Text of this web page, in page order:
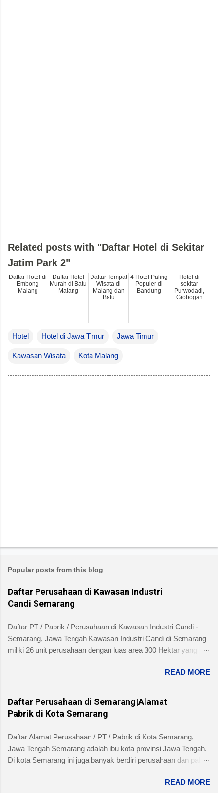
Hotel Hotel di Jawa Timur Jawa Timur
Kawasan Wisata Kota Malang
Related posts with "Daftar Hotel di Sekitar
Jatim Park 2"
Daftar Hotel di
Embong
Malang
Daftar Hotel
Murah di Batu
Malang
Daftar Tempat
Wisata di
Malang dan
Batu
4 Hotel Paling
Populer di
Bandung
Hotel di
sekitar
Purwodadi,
Grobogan
Popular posts from this blog
Daftar Perusahaan di Kawasan Industri
Candi Semarang
Daftar PT / Pabrik / Perusahaan di Kawasan Industri Candi -
Semarang, Jawa Tengah Kawasan Industri Candi di Semarang
miliki 26 unit perusahaan dengan luas area 300 Hektar yang
Kecamatan Ngaliyan dan memiliki fasilitas tanah yang siap
dibangun , jalan 20 s/d 30 meter, green belt, listrik , telepon , air,
security service dan memiliki kemudahan atau keuntungan
bebas banjir dan ideal untuk industri menengah dan besar untuk
alamat pengelola berada di Jl. Tambakaji II No. 7 Semarang
Perusahaan di Kawasan Industri Candi Semarang disertai
dengan informasi bidang usaha, alamat lengkap dan nomor
telpon masing-masing perusahaan/pabrik : PT. AMAN INDAH
READ MORE
Daftar Perusahaan di Semarang|Alamat
Pabrik di Kota Semarang
Daftar Alamat Perusahaan / PT / Pabrik di Kota Semarang,
Jawa Tengah Semarang adalah ibu kota provinsi Jawa Tengah.
Di kota Semarang ini juga banyak berdiri perusahaan dan pabrik
produsen makanan, minuman, obat-obatan / farmasi, industri
READ MORE